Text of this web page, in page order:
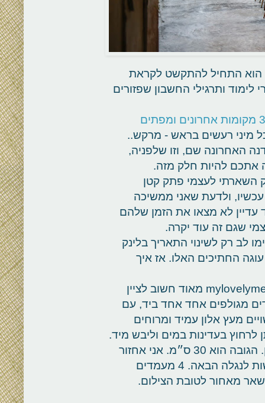
הוא התחיל להתקשט לקראת
ותרגילי החשבון שפזורים
שנותרו 3 מקומות אחרונים ומפתים
מיני רעשים בראש - מרקש..
האחרונה שם, וזו שלפניה,
אתכם להיות חלק מזה.
השארתי לעצמי פתק קטן
ולדעת שאני ממשיכה
עדיין לא מצאו את הזמן שלהם
שגם זה עוד יקרה.
לב רק לשינוי התאריך בלינק
החתיכים האלו. אז איך
פשוט כותבים לי מייל,mylovelymessworkshop@gmail.com מאוד חשוב לציין
מגולפים אחד אחד ביד, עם
מעץ אלון עמיד ומרוחים
לרחוץ בעדינות במים וליבש מיד.
הקוטר הוא 24-25 ס״מ, וכל אחד טיפה שונה בגוון. הגובה הוא 30 ס״מ. אני אחזור
ל-5 הראשונים שיכתבו לי, ואשמור את שאר הבקשות לנגלה הבאה. 4 מעמדים
מאחור לטובת הצילום.